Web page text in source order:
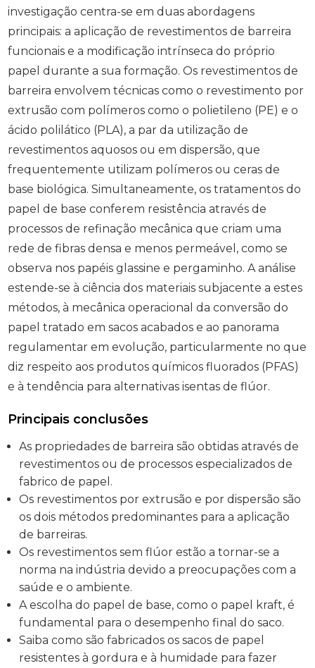
investigação centra-se em duas abordagens
principais: a aplicação de revestimentos de barreira
funcionais e a modificação intrínseca do próprio
papel durante a sua formação. Os revestimentos de
barreira envolvem técnicas como o revestimento por
extrusão com polímeros como o polietileno (PE) e o
ácido polilático (PLA), a par da utilização de
revestimentos aquosos ou em dispersão, que
frequentemente utilizam polímeros ou ceras de
base biológica. Simultaneamente, os tratamentos do
papel de base conferem resistência através de
processos de refinação mecânica que criam uma
rede de fibras densa e menos permeável, como se
observa nos papéis glassine e pergaminho. A análise
estende-se à ciência dos materiais subjacente a estes
métodos, à mecânica operacional da conversão do
papel tratado em sacos acabados e ao panorama
regulamentar em evolução, particularmente no que
diz respeito aos produtos químicos fluorados (PFAS)
e à tendência para alternativas isentas de flúor.
Principais conclusões
As propriedades de barreira são obtidas através de
revestimentos ou de processos especializados de
fabrico de papel.
Os revestimentos por extrusão e por dispersão são
os dois métodos predominantes para a aplicação
de barreiras.
Os revestimentos sem flúor estão a tornar-se a
norma na indústria devido a preocupações com a
saúde e o ambiente.
A escolha do papel de base, como o papel kraft, é
fundamental para o desempenho final do saco.
Saiba como são fabricados os sacos de papel
resistentes à gordura e à humidade para fazer